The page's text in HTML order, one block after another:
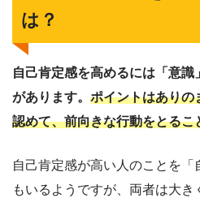
は？
自己肯定感を高めるには「意
があります。 ポイントはありの
認めて、前向きな行動をとるこ
自己肯定感が高い人のことを「
もいるようですが、両者は大き